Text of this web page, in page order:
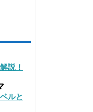
説！
ルと